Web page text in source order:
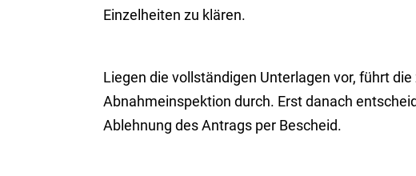
Einzelheiten zu klären.
Liegen die vollständigen Unterlagen vor, führt
Abnahmeinspektion durch. Erst danach
Ablehnung des Antrags per Bescheid.